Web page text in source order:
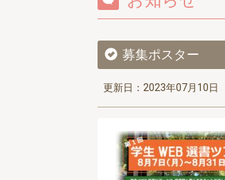
募集ポスター
更新日：2023年07月10日